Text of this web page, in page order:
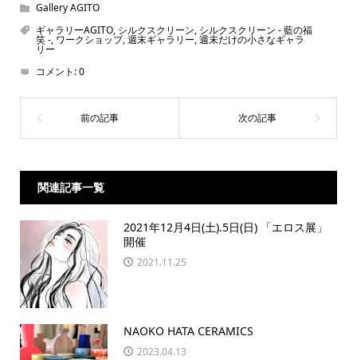
Gallery AGITO
ギャラリーAGITO, シルクスクリーン, シルクスクリーン - 藍の福
笑 -, ワークショップ,週末ギャラリー,週末だけの小さなギャラ
リー
コメント:0
関連記事一覧
2021年12月4日(土).5日(日) 「エロス展」
開催
2021.11.25
NAOKO HATA CERAMICS
2023.04.13